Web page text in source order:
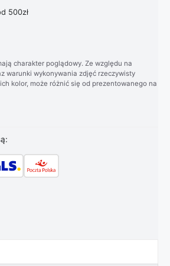
500zł
charakter poglądowy. Ze względu na
warunki wykonywania zdjęć rzeczywisty
kolor, może różnić się od prezentowanego na